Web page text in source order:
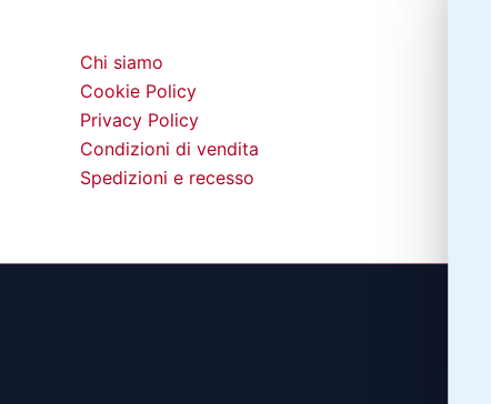
Chi siamo
Cookie Policy
Privacy Policy
Condizioni di vendita
Spedizioni e recesso